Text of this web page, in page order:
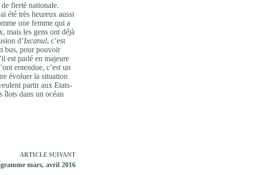
fierté nationale.
été très heureux aussi
une femme qui a
mais les gens ont déjà
d’Ixcanul, c’est
bus, pour pouvoir
est parlé en majeure
entendue, c’est un
évoluer la situation
partir aux Etats-
îlots dans un océan
ARTICLE SUIVANT
mars, avril 2016